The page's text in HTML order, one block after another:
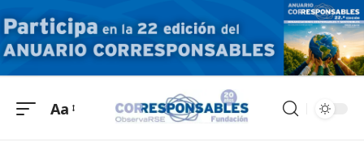
Aa